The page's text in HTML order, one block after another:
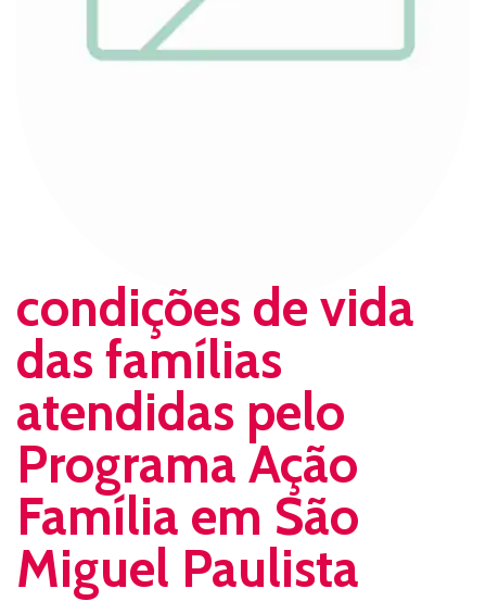
condições de vida
das famílias
atendidas pelo
Programa Ação
Família em São
Miguel Paulista